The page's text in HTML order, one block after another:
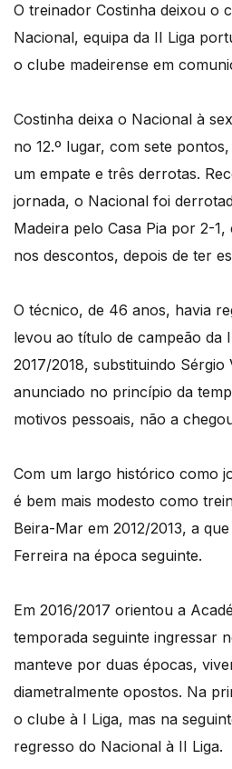
O treinador Costinha deixou o
Nacional, equipa da II Liga
o clube madeirense em
Costinha deixa o Nacional à
no 12.º lugar, com sete
um empate e três derrotas.
jornada, o Nacional foi
Madeira pelo Casa Pia por 2-
nos descontos, depois de ter
O técnico, de 46 anos, havia
levou ao título de campeão da
2017/2018, substituindo Sérgio
anunciado no princípio da
motivos pessoais, não a
Com um largo histórico como
é bem mais modesto como
Beira-Mar em 2012/2013, a
Ferreira na época seguinte.
Em 2016/2017 orientou a
temporada seguinte ingressar
manteve por duas épocas,
diametralmente opostos. Na
o clube à I Liga, mas na
regresso do Nacional à II Liga.